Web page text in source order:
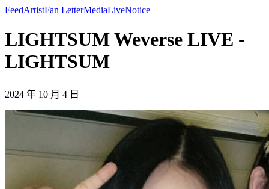
FeedArtistFan LetterMediaLiveNotice
LIGHTSUM Weverse LIVE -
LIGHTSUM
2024 年 10 月 4 日